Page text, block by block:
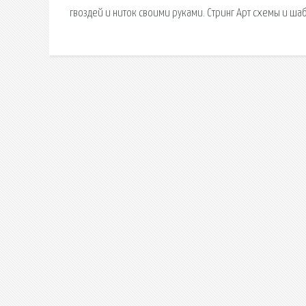
гвоздей и ниток своими руками. Стринг Арт схемы и